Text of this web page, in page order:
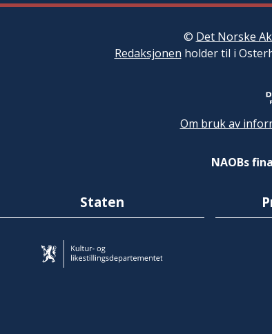
© Det Norske
Redaksjonen holder til i
Om bruk av
NAOBs
Staten